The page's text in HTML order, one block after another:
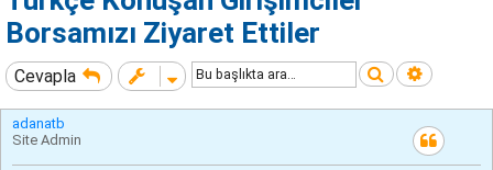
Borsamızı Ziyaret Ettiler
Cevapla Ara Gelişmiş
adanatb
Site Admin